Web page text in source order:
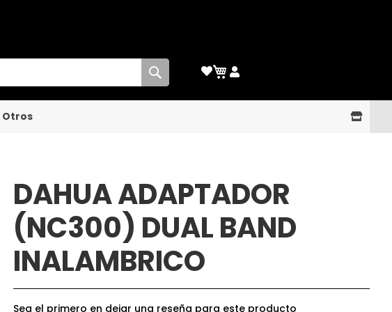
Otros
DAHUA ADAPTADOR
(NC300) DUAL BAND
INALAMBRICO
Sea el primero en dejar una reseña para este producto